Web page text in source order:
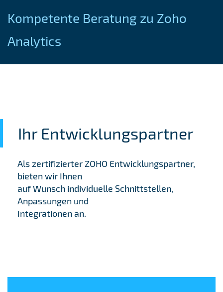
Kompetente Beratung zu Zoho
Analytics
Ihr Entwicklungspartner
Als zertifizierter ZOHO Entwicklungspartner,
bieten wir Ihnen
auf Wunsch individuelle Schnittstellen,
Anpassungen und
Integrationen an.